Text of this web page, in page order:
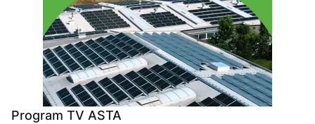
Program TV ASTA